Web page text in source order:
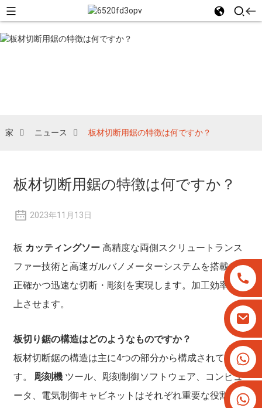
+8613825779334
家 ニュース 板材切断用鋸の特徴は何ですか？
板材切断用鋸の特徴は何ですか？
2023年11月13日
板 カッティングソー高精度な両側スクリュートランス
ファー技術と高速ガルバノメーターシステムを搭載し、
正確かつ迅速な切断・彫刻を実現します。加工効率を向
上させます。
板切り鋸の構造はどのようなものですか？
板材切断鋸の構造は主に4つの部分から構成されていま
す。 彫刻機ツール、彫刻制御ソフトウェア、コンピュ
ータ、電気制御キャビネットはそれぞれ重要な役割を果